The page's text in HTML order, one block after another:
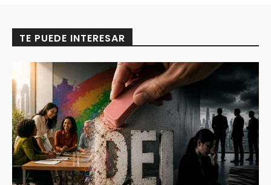
TE PUEDE INTERESAR